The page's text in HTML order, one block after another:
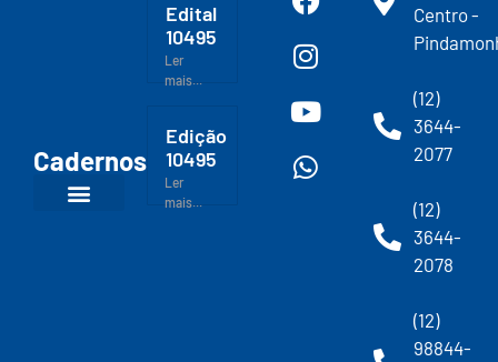
Cadernos
Edital
10495
Ler
mais...
Edição
10495
Ler
mais...
Centro -
(12)
3644-
2077
(12)
3644-
2078
(12)
98844-